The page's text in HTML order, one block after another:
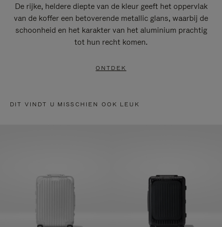
De rijke, heldere diepte van de kleur geeft het oppervlak
van de koffer een betoverende metallic glans, waarbij de
schoonheid en het karakter van het aluminium prachtig
tot hun recht komen.
ONTDEK
DIT VINDT U MISSCHIEN OOK LEUK